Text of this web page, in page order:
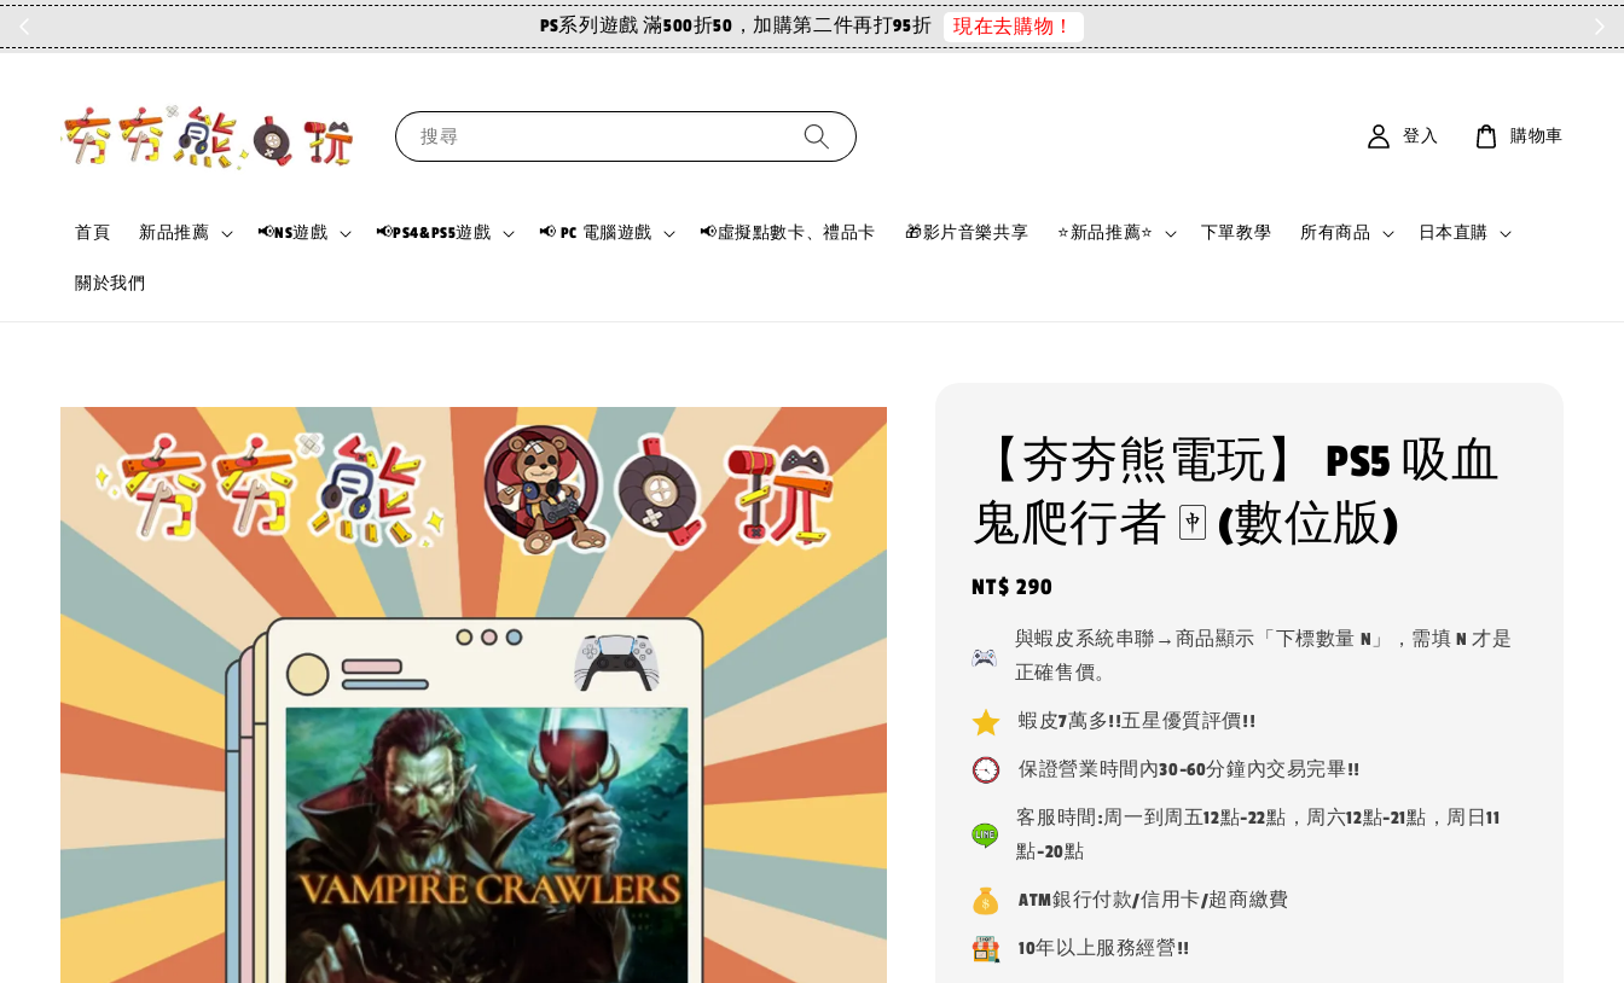
PS系列遊戲 滿500折50，加購第二件再打95折 現在去購物！
搜尋
首頁 新品推薦 📢NS遊戲 📢PS4&PS5遊戲 📢 PC 電腦遊戲 📢虛擬點數卡、禮品卡 🎁影片音樂共享 ⭐新品推薦⭐ 下單教學 所有商品 日本直購
關於我們
登入 購物車
【夯夯熊電玩】 PS5 吸血
鬼爬行者 🀄 (數位版)
Regular
price
NT$ 290
與蝦皮系統串聯→商品顯示「下標數量 N」，需填 N 才是
正確售價。
蝦皮7萬多!!五星優質評價!!
保證營業時間內30-60分鐘內交易完畢!!
客服時間:周一到周五12點-22點，周六12點-21點，周日11
點-20點
ATM銀行付款/信用卡/超商繳費
10年以上服務經營!!